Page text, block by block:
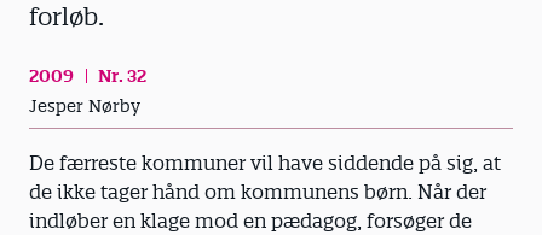
forløb.
2009
Nr. 32
Jesper Nørby
De færreste kommuner vil have siddende på sig, at
de ikke tager hånd om kommunens børn. Når der
indløber en klage mod en pædagog, forsøger de